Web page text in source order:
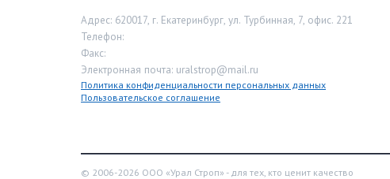
Адрес: 620017, г. Екатеринбург, ул. Турбинная, 7, офис. 221
Телефон:
Факс:
Электронная почта: uralstrop@mail.ru
Политика конфиденциальности персональных данных
Пользовательское соглашение
© 2006-2026 ООО «Урал Строп» - для тех, кто ценит качество